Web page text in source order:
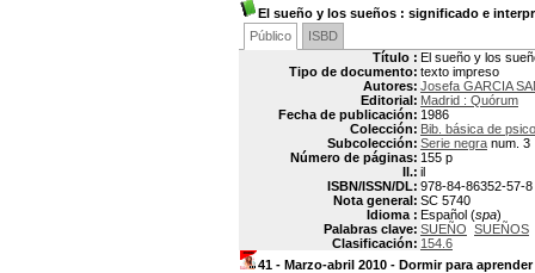
El sueño y los sueños : significado e
Público
ISBD
Título : El sueño y los
Tipo de documento: texto impreso
Autores: Josefa GARCIA
Editorial: Madrid : Quórum
Fecha de publicación: 1986
Colección: Bib. básica de
Subcolección: Serie negra num. 3
Número de páginas: 155 p
Il.: il
ISBN/ISSN/DL: 978-84-86352-57-8
Nota general: SC 5740
Idioma : Español (spa)
Palabras clave: SUEÑO SUEÑOS
Clasificación: 154.6
41 - Marzo-abril 2010 - Dormir para